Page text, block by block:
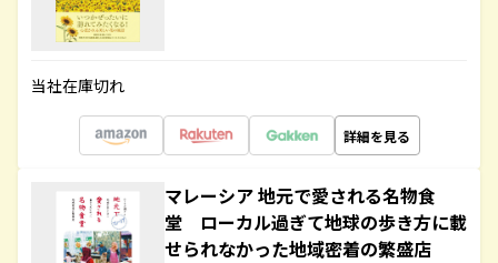
当社在庫切れ
詳細を見る
マレーシア 地元で愛される名物食
堂 ローカル過ぎて地球の歩き方に載
せられなかった地域密着の繁盛店